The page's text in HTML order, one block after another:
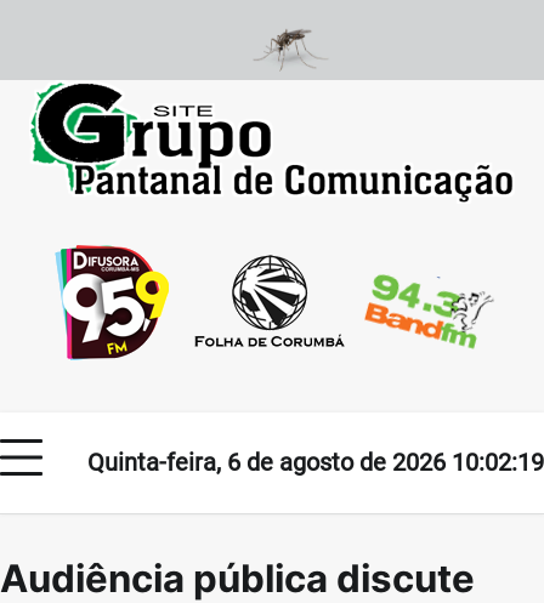
content
Quinta-feira, 6 de agosto de 2026 10:02:19
Audiência pública discute